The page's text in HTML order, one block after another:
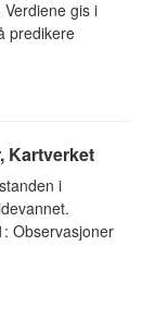
gis i
predikere
Kartverket
i
Observasjoner